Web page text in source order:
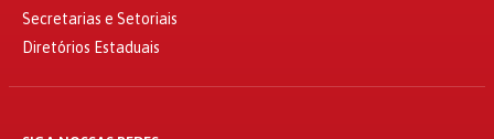
Secretarias e Setoriais
Diretórios Estaduais